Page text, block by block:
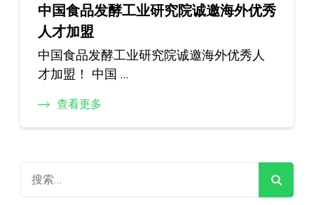
中国食品发酵工业研究院诚邀海外优秀
人才加盟
中国食品发酵工业研究院诚邀海外优秀人
才加盟！ 中国 …
查看更多
索：